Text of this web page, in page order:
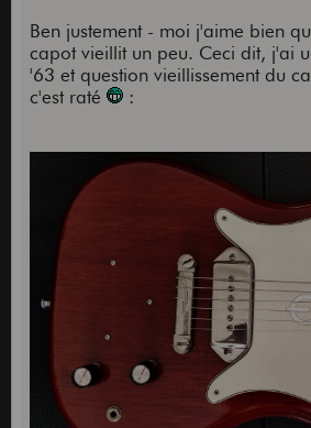
Ben justement - moi j'aime bien
capot vieillit un peu. Ceci dit, j'ai
'63 et question vieillissement du
c'est raté
: